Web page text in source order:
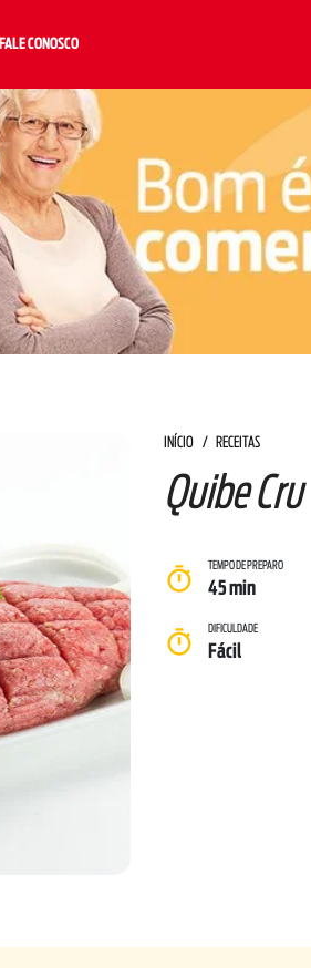
FALE CONOSCO
INÍCIO RECEITAS
Quibe Cru
TEMPO DE PREPARO
45 min
DIFICULDADE
Fácil